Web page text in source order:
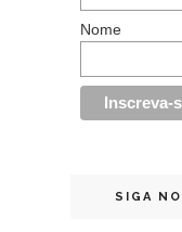
Nome
SIGA